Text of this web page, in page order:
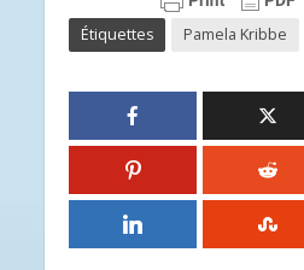
Étiquettes Pamela Kribbe